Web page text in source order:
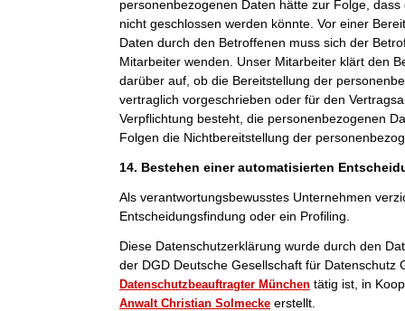
personenbezogenen Daten hätte zur Folge,
nicht geschlossen werden könnte. Vor einer
Daten durch den Betroffenen muss sich der
Mitarbeiter wenden. Unser Mitarbeiter klärt den
darüber auf, ob die Bereitstellung der
vertraglich vorgeschrieben oder für den
Verpflichtung besteht, die personenbezogenen
Folgen die Nichtbereitstellung der
14. Bestehen einer automatisierten
Als verantwortungsbewusstes Unternehmen
Entscheidungsfindung oder ein Profiling.
Diese Datenschutzerklärung wurde durch den
der DGD Deutsche Gesellschaft für Datenschutz
Datenschutzbeauftragter München tätig ist, in
Anwalt Christian Solmecke erstellt.